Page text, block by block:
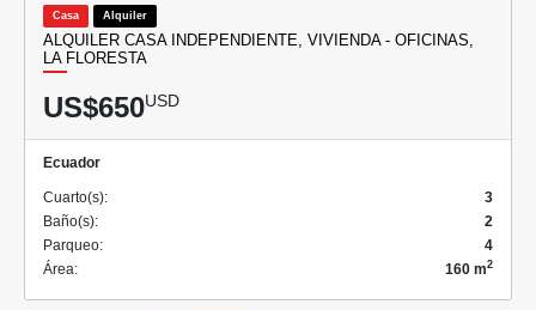
Casa Alquiler
ALQUILER CASA INDEPENDIENTE, VIVIENDA - OFICINAS,
LA FLORESTA
US$650USD
Ecuador
Cuarto(s):
3
Baño(s):
2
Parqueo:
4
Área:
160 m2